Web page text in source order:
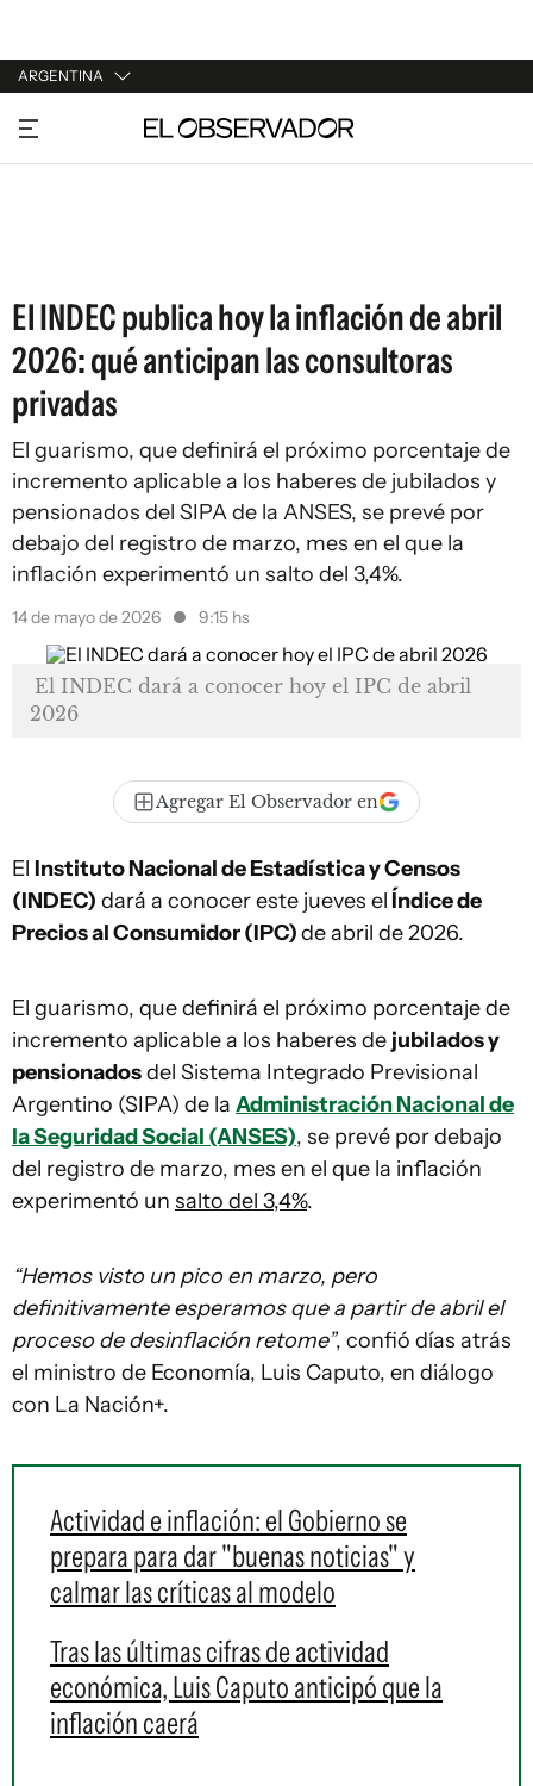
ARGENTINA
URUGUAY
ARGENTINA
El INDEC publica hoy la inflación de abril
2026: qué anticipan las consultoras
privadas
El guarismo, que definirá el próximo porcentaje de
incremento aplicable a los haberes de jubilados y
pensionados del SIPA de la ANSES, se prevé por
debajo del registro de marzo, mes en el que la
inflación experimentó un salto del 3,4%.
14 de mayo de 2026 9:15 hs
El INDEC dará a conocer hoy el IPC de abril
2026
Agregar El Observador en
El Instituto Nacional de Estadística y Censos
(INDEC) dará a conocer este jueves el Índice de
Precios al Consumidor (IPC)de abril de 2026.
El guarismo, que definirá el próximo porcentaje de
incremento aplicable a los haberes de jubilados y
pensionadosdel Sistema Integrado Previsional
Argentino (SIPA) de la Administración Nacional de
la Seguridad Social (ANSES), se prevé por debajo
del registro de marzo, mes en el que la inflación
experimentó un salto del 3,4%.
“Hemos visto un pico en marzo, pero
definitivamente esperamos que a partir de abril el
proceso de desinflación retome”, confió días atrás
el ministro de Economía, Luis Caputo, en diálogo
con La Nación+.
Actividad e inflación: el Gobierno se
prepara para dar "buenas noticias" y
calmar las críticas al modelo
Tras las últimas cifras de actividad
económica, Luis Caputo anticipó que la
inflación caerá